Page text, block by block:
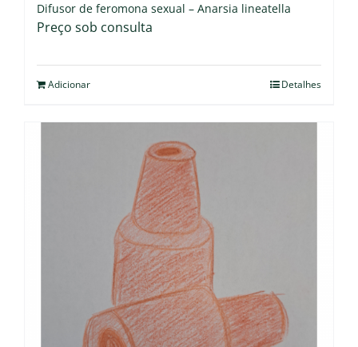
Difusor de feromona sexual – Anarsia lineatella
Preço sob consulta
Adicionar Detalhes